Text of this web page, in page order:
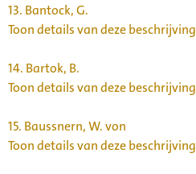
13. Bantock, G.
Toon details van deze beschrijving
14. Bartok, B.
Toon details van deze beschrijving
15. Baussnern, W. von
Toon details van deze beschrijving